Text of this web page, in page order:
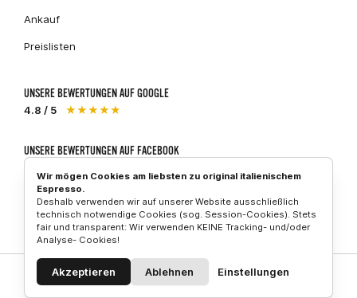
Ankauf
Preislisten
UNSERE BEWERTUNGEN AUF GOOGLE
4.8 / 5
★★★★★
UNSERE BEWERTUNGEN AUF FACEBOOK
Vespa
Piaggio
Wir mögen Cookies am liebsten zu original italienischem
Espresso.
Deshalb verwenden wir auf unserer Website ausschließlich
technisch notwendige Cookies (sog. Session-Cookies). Stets
fair und transparent: Wir verwenden KEINE Tracking- und/oder
Analyse- Cookies!
Akzeptieren Ablehnen Einstellungen